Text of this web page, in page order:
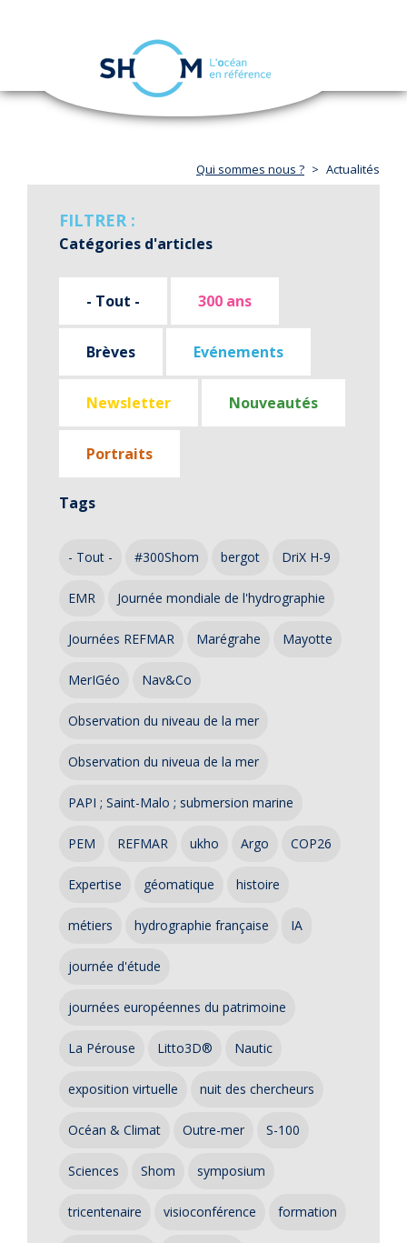
Aller
navigation
Qui sommes nous ? Actualités
FILTRER :
Catégories d'articles
- Tout - 300 ans
Brèves Evénements
Newsletter Nouveautés
Portraits
Tags
- Tout - #300Shom bergot DriX H-9
EMR Journée mondiale de l'hydrographie
Journées REFMAR Marégrahe Mayotte
MerIGéo Nav&Co
Observation du niveau de la mer
Observation du niveua de la mer
PAPI ; Saint-Malo ; submersion marine
PEM REFMAR ukho Argo COP26
Expertise géomatique histoire
métiers hydrographie française IA
journée d'étude
journées européennes du patrimoine
La Pérouse Litto3D® Nautic
exposition virtuelle nuit des chercheurs
Océan & Climat Outre-mer S-100
Sciences Shom symposium
tricentenaire visioconférence formation